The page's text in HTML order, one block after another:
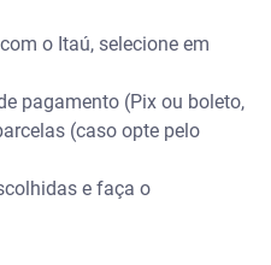
o Itaú, selecione em
pagamento (Pix ou boleto,
(caso opte pelo
e faça o